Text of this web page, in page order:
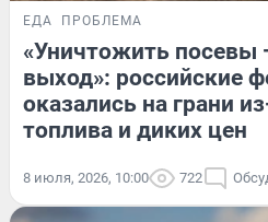
ЕДА ПРОБЛЕМА
«Уничтожить посевы
выход»: российские
оказались на грани
топлива и диких цен
8 июля, 2026, 10:00 722